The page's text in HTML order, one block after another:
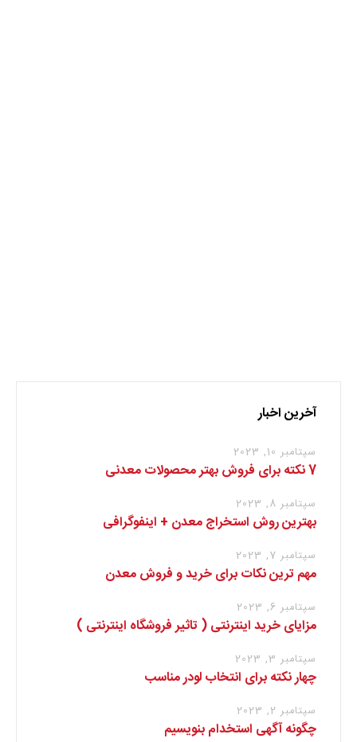
آخرین اخبار
سپتامبر 10, 2023
7 نکته برای فروش بهتر محصولات معدنی
سپتامبر 8, 2023
بهترین روش استخراج معدن + اینفوگرافی
سپتامبر 7, 2023
مهم ترین نکات برای خرید و فروش معدن
سپتامبر 6, 2023
مزایای خرید اینترنتی ( تاثیر فروشگاه اینترنتی )
سپتامبر 3, 2023
چهار نکته برای انتخاب لودر مناسب
سپتامبر 2, 2023
چگونه آگهی استخدام بنویسیم